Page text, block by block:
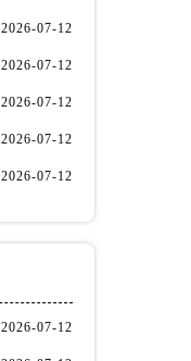
2026-07-12
2026-07-12
2026-07-12
2026-07-12
2026-07-12
2026-07-12